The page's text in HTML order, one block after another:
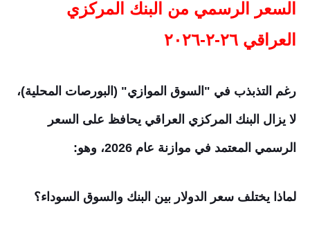
السعر الرسمي من البنك المركزي
العراقي ٢٦-٢-٢٠٢٦
رغم التذبذب في "السوق الموازي" (البورصات المحلية)،
لا يزال البنك المركزي العراقي يحافظ على السعر
الرسمي المعتمد في موازنة عام 2026، وهو:
لماذا يختلف سعر الدولار بين البنك والسوق السوداء؟